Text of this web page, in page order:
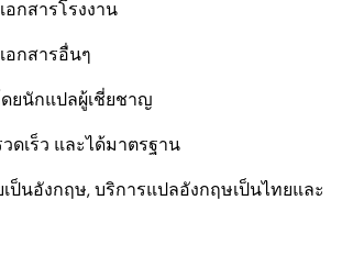
กสารโรงงาน
อกสารอื่นๆ
ยนักแปลผู้เชี่ยชาญ
ดเร็ว และได้มาตรฐาน
ป็นอังกฤษ, บริการแปลอังกฤษเป็นไทยและ